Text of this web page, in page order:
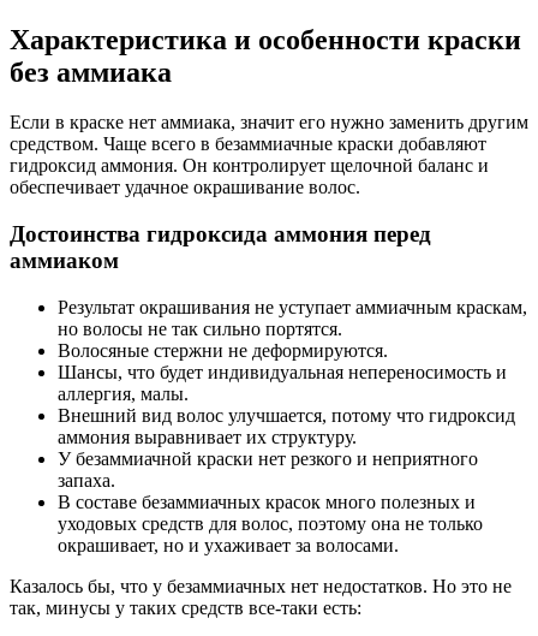
Характеристика и особенности краски
без аммиака
Если в краске нет аммиака, значит его нужно заменить другим
средством. Чаще всего в безаммиачные краски добавляют
гидроксид аммония. Он контролирует щелочной баланс и
обеспечивает удачное окрашивание волос.
Достоинства гидроксида аммония перед
аммиаком
Результат окрашивания не уступает аммиачным краскам,
но волосы не так сильно портятся.
Волосяные стержни не деформируются.
Шансы, что будет индивидуальная непереносимость и
аллергия, малы.
Внешний вид волос улучшается, потому что гидроксид
аммония выравнивает их структуру.
У безаммиачной краски нет резкого и неприятного
запаха.
В составе безаммиачных красок много полезных и
уходовых средств для волос, поэтому она не только
окрашивает, но и ухаживает за волосами.
Казалось бы, что у безаммиачных нет недостатков. Но это не
так, минусы у таких средств все-таки есть: